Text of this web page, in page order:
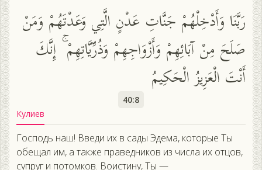
رَبَّنَا وَأَدْخِلْهُمْ جَنَّاتِ عَدْنٍ الَّتِي وَعَدْتَهُمْ وَمَنْ
صَلَحَ مِنْ آبَائِهِمْ وَأَزْوَاجِهِمْ وَذُرِّيَّاتِهِمْ ۚ إِنَّكَ
أَنْتَ الْعَزِيزُ الْحَكِيمُ
40:8
Кулиев
Господь наш! Введи их в сады Эдема, которые Ты
обещал им, а также праведников из числа их отцов,
супруг и потомков. Воистину, Ты —